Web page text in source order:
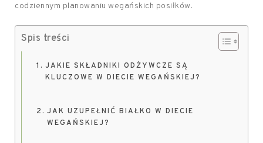
codziennym planowaniu wegańskich posiłków.
Spis treści
JAKIE SKŁADNIKI ODŻYWCZE SĄ
KLUCZOWE W DIECIE WEGAŃSKIEJ?
JAK UZUPEŁNIĆ BIAŁKO W DIECIE
WEGAŃSKIEJ?